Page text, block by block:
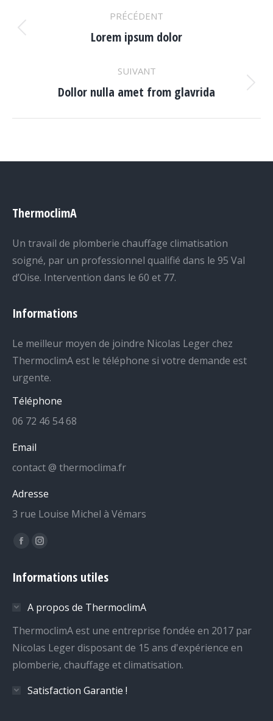
de
PRÉCÉDENT
Onglet
Lorem ipsum dolor
SUIVANT
Projets
Dollor nulla amet from glavrida
ThermoclimA
Un travail de plomberie chauffage climatisation
soigné, par un professionnel qualifié dans le 95 Val
d’Oise. Intervention dans le 60 et 77.
Informations
Le meilleur moyen de joindre Nicolas Leger chez
ThermoclimA est le téléphone si votre demande est
urgente.
Téléphone
06 72 46 54 68
Email
contact @ thermoclima.fr
Adresse
3 rue Louise Michel à Vémars
Trouvez nous sur :
La
Facebook
dans
une
nouvelle
fenêtre
La
Instagram
dans
une
nouvelle
fenêtre
Informations utiles
A propos de ThermoclimA
ThermoclimA est une entreprise fondée en 2017 par
Nicolas Leger disposant de 15 ans d'expérience en
plomberie, chauffage et climatisation.
Satisfaction Garantie !